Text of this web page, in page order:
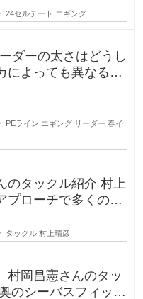
24セルテート エギング
ダーの太さはどうし
によっても異なると
PEライン エギング リーダー 春イ
ックル紹介 村上
プローチで多くのフ
タックル 村上晴彦
村岡昌憲さんのタッ